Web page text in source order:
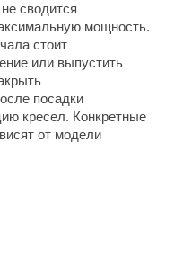
сводится
мощность.
стоит
или выпустить
посадки
кресел. Конкретные
от модели